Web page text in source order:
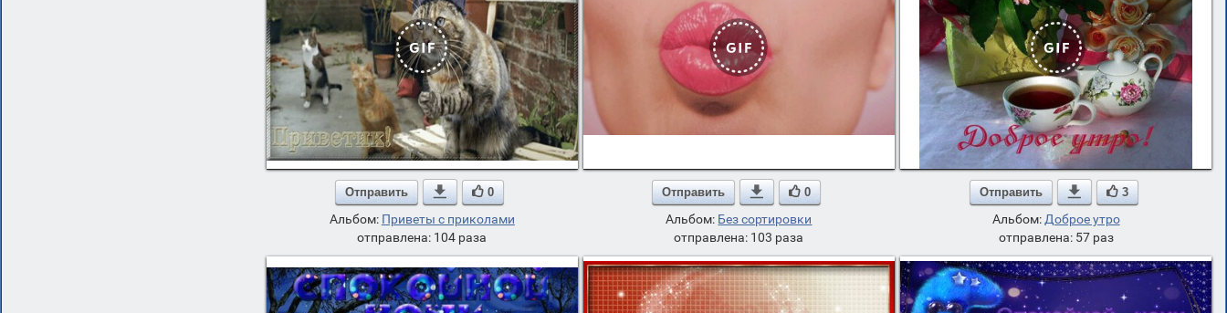
Отправить  0
Альбом: Приветы с приколами
отправлена: 104 раза
Отправить  0
Альбом: Без сортировки
отправлена: 103 раза
Отправить  3
Альбом: Доброе утро
отправлена: 57 раз